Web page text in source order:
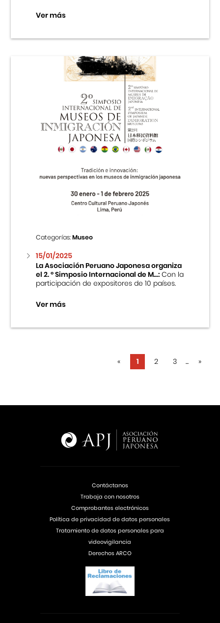
Ver más
Categorías:Museo
15/01/2025
La Asociación Peruano Japonesa organiza
el 2. ° Simposio Internacional de M...:Con la
participación de expositores de 10 países.
Ver más
« 1 2 3 ... »
Contáctanos
Trabaja con nosotros
Comprobantes electrónicos
Política de privacidad de datos personales
Tratamiento de datos personales para
videovigilancia
Derechos ARCO